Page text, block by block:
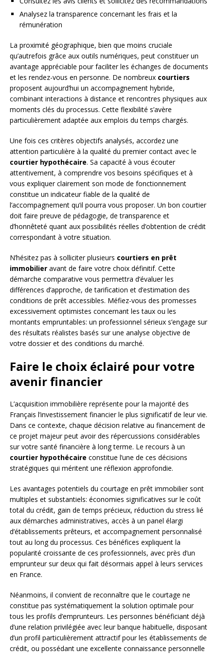
Analysez la transparence concernant les frais et la
rémunération
La proximité géographique, bien que moins cruciale
qu’autrefois grâce aux outils numériques, peut constituer un
avantage appréciable pour faciliter les échanges de documents
et les rendez-vous en personne. De nombreux courtiers
proposent aujourd’hui un accompagnement hybride,
combinant interactions à distance et rencontres physiques aux
moments clés du processus. Cette flexibilité s’avère
particulièrement adaptée aux emplois du temps chargés.
Une fois ces critères objectifs analysés, accordez une
attention particulière à la qualité du premier contact avec le
courtier hypothécaire. Sa capacité à vous écouter
attentivement, à comprendre vos besoins spécifiques et à
vous expliquer clairement son mode de fonctionnement
constitue un indicateur fiable de la qualité de
l’accompagnement qu’il pourra vous proposer. Un bon courtier
doit faire preuve de pédagogie, de transparence et
d’honnêteté quant aux possibilités réelles d’obtention de crédit
correspondant à votre situation.
N’hésitez pas à solliciter plusieurs courtiers en prêt
immobilier avant de faire votre choix définitif. Cette
démarche comparative vous permettra d’évaluer les
différences d’approche, de tarification et d’estimation des
conditions de prêt accessibles. Méfiez-vous des promesses
excessivement optimistes concernant les taux ou les
montants empruntables: un professionnel sérieux s’engage sur
des résultats réalistes basés sur une analyse objective de
votre dossier et des conditions du marché.
Faire le choix éclairé pour votre
avenir financier
L’acquisition immobilière représente pour la majorité des
Français l’investissement financier le plus significatif de leur vie.
Dans ce contexte, chaque décision relative au financement de
ce projet majeur peut avoir des répercussions considérables
sur votre santé financière à long terme. Le recours à un
courtier hypothécaire constitue l’une de ces décisions
stratégiques qui méritent une réflexion approfondie.
Les avantages potentiels du courtage en prêt immobilier sont
multiples et substantiels: économies significatives sur le coût
total du crédit, gain de temps précieux, réduction du stress lié
aux démarches administratives, accès à un panel élargi
d’établissements prêteurs, et accompagnement personnalisé
tout au long du processus. Ces bénéfices expliquent la
popularité croissante de ces professionnels, avec près d’un
emprunteur sur deux qui fait désormais appel à leurs services
en France.
Néanmoins, il convient de reconnaître que le courtage ne
constitue pas systématiquement la solution optimale pour
tous les profils d’emprunteurs. Les personnes bénéficiant déjà
d’une relation privilégiée avec leur banque habituelle, disposant
d’un profil particulièrement attractif pour les établissements de
crédit, ou possédant une excellente connaissance personnelle